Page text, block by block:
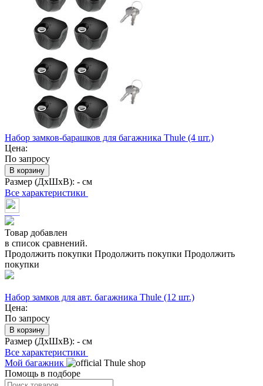
Набор замков-барашков для багажника Thule (4 шт.)
Цена:
По запросу
В корзину
Размер (ДхШхВ): - см
Все характеристики
Товар добавлен
в список сравнений.
Продолжить покупки Продолжить покупки Продолжить
покупки
Набор замков для авт. багажника Thule (12 шт.)
Цена:
По запросу
В корзину
Размер (ДхШхВ): - см
Все характеристики
Мой багажник
Помощь в подборе